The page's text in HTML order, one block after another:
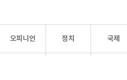
오피니언 정치 국제